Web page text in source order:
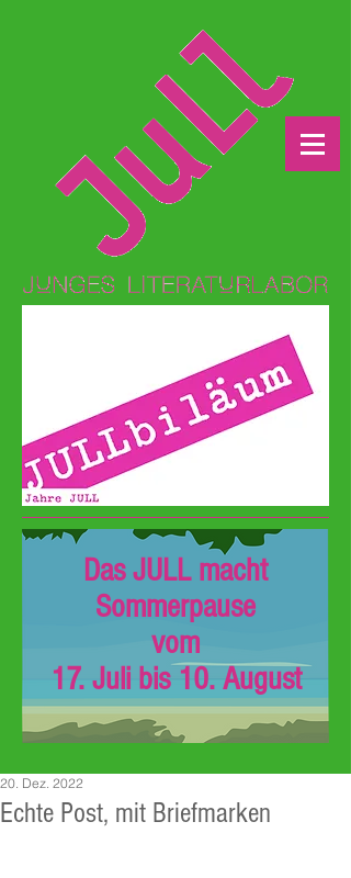
Das JULL macht
Sommerpause
vom
17. Juli bis 10. August
Echte Post, mit Briefmarken
20. Dez. 2022